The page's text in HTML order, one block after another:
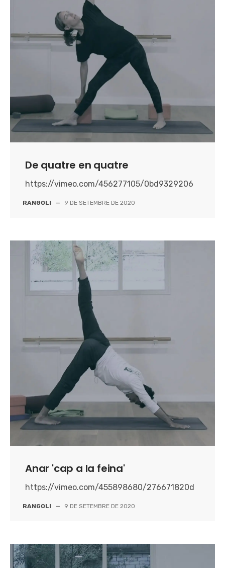
De quatre en quatre
https://vimeo.com/456277105/0bd9329206
RANGOLI — 9 DE SETEMBRE DE 2020
Anar 'cap a la feina'
https://vimeo.com/455898680/276671820d
RANGOLI — 9 DE SETEMBRE DE 2020